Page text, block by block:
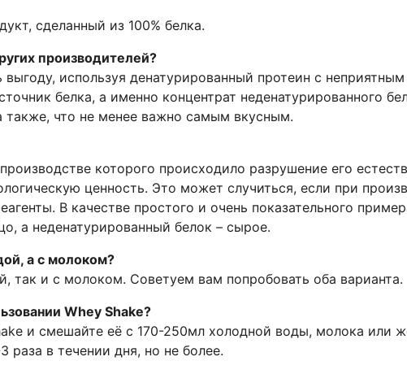
сделанный из 100% белка.
производителей?
используя денатурированный протеин с
белка, а именно концентрат неденатурированного
что не менее важно самым вкусным.
которого происходило разрушение его
ценность. Это может случиться, если при
В качестве простого и очень показательного
а неденатурированный белок – сырое.
а с молоком?
так и с молоком. Советуем вам попробовать оба варианта.
Whey Shake?
и смешайте её с 170-250мл холодной воды, молока или
раза в течении дня, но не более.